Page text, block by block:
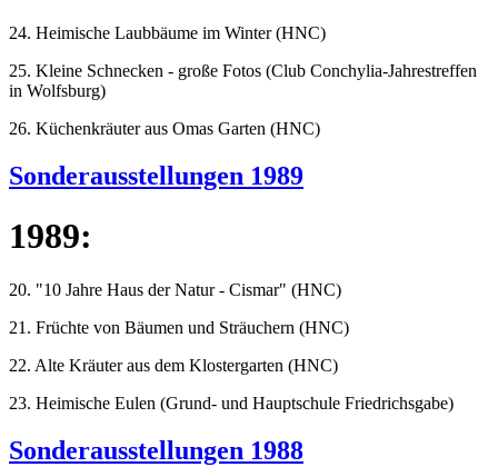
24. Heimische Laubbäume im Winter (HNC)
25. Kleine Schnecken - große Fotos (Club Conchylia-Jahrestreffen
in Wolfsburg)
26. Küchenkräuter aus Omas Garten (HNC)
Sonderausstellungen 1989
1989:
20. "10 Jahre Haus der Natur - Cismar" (HNC)
21. Früchte von Bäumen und Sträuchern (HNC)
22. Alte Kräuter aus dem Klostergarten (HNC)
23. Heimische Eulen (Grund- und Hauptschule Friedrichsgabe)
Sonderausstellungen 1988